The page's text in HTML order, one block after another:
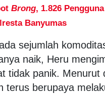
Brong, 1.826
Banyumas
sejumlah
naik, Heru
tidak panik. Menurut
terus berupaya